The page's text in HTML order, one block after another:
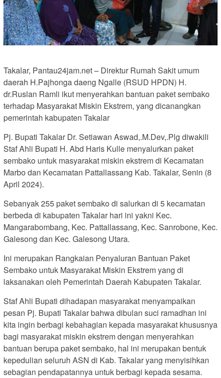
Takalar, Pantau24jam.net – Direktur Rumah Sakit umum
daerah H.Pajhonga daeng Ngalle (RSUD HPDN) H.
dr.Ruslan Ramli ikut menyerahkan bantuan paket sembako
terhadap Masyarakat Miskin Ekstrem, yang dicanangkan
pemerintah kabupaten Takalar
Pj. Bupati Takalar Dr. Setiawan Aswad,.M.Dev,.Plg diwakili
Staf Ahli Bupati H. Abd Haris Kulle menyalurkan paket
sembako untuk masyarakat miskin ekstrem di Kecamatan
Marbo dan Kecamatan Pattallassang Kab. Takalar, Senin (8
April 2024).
Sebanyak 255 paket sembako di salurkan di 5 kecamatan
berbeda di kabupaten Takalar hari ini yakni Kec.
Mangarabombang, Kec. Pattallassang, Kec. Sanrobone, Kec.
Galesong dan Kec. Galesong Utara.
Ini merupakan Rangkaian Penyaluran Bantuan Paket
Sembako untuk Masyarakat Miskin Ekstrem yang di
laksanakan oleh Pemerintah Daerah Kabupaten Takalar.
Staf Ahli Bupati dihadapan masyarakat menyampaikan
pesan Pj. Bupati Takalar bahwa dibulan suci ramadhan ini
kita ingin berbagi kebahagian kepada masyarakat khususnya
bagi masyarakat miskin ekstrem dengan menyerahkan
bantuan berupa paket sembako, hal ini merupakan bentuk
kepedulian seluruh ASN di Kab. Takalar yang menyisihkan
sebagian pendapatannya untuk berbagi kepada sesama.